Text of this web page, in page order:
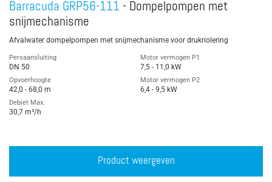
Barracuda GRP56-111 - Dompelpompen met
snijmechanisme
Afvalwater dompelpompen met snijmechanisme voor drukriolering
Persaansluiting
DN 50
Opvoerhoogte
42,0 - 68,0 m
Debiet Max.
30,7 m³/h
Motor vermogen P1
7,5 - 11,0 kW
Motor vermogen P2
6,4 - 9,5 kW
Product weergeven